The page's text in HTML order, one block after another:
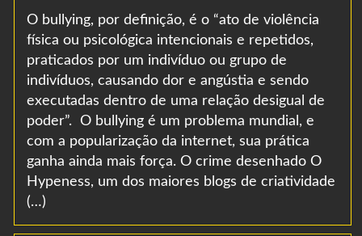
O bullying, por definição, é o “ato de violência
física ou psicológica intencionais e repetidos,
praticados por um indivíduo ou grupo de
indivíduos, causando dor e angústia e sendo
executadas dentro de uma relação desigual de
poder”. O bullying é um problema mundial, e
com a popularização da internet, sua prática
ganha ainda mais força. O crime desenhado O
Hypeness, um dos maiores blogs de criatividade
(…)